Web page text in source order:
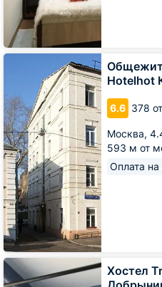
Hotelhot
6.6 378
Москва,
593 м от
Оплата на
Общежитие
гостиничного
Hotelhot
Красносельская
Хостел
Хостел
Travel